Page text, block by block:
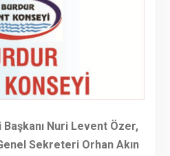
Nuri Levent Özer,
Sekreteri Orhan Akın